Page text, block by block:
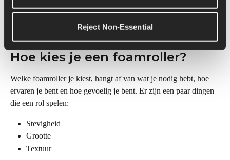
Reject Non-Essential
De pijn moet echter niet ondraaglijk zijn. Zie het als 'goede
doet, moet je misschien wat minder druk zetten.
Hoe kies je een foamroller?
Welke foamroller je kiest, hangt af van wat je nodig hebt, hoe
ervaren je bent en hoe gevoelig je bent. Er zijn een paar dingen
die een rol spelen:
Stevigheid
Grootte
Textuur